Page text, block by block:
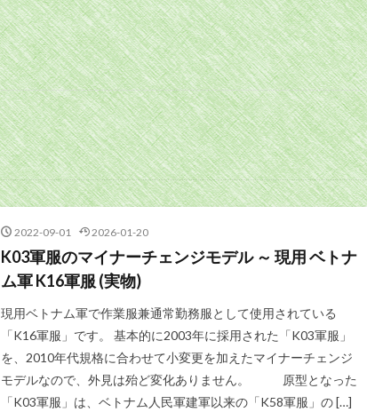
2022-09-01 2026-01-20
K03軍服のマイナーチェンジモデル ～ 現用 ベトナ
ム軍 K16軍服 (実物)
現用ベトナム軍で作業服兼通常勤務服として使用されている
「K16軍服」です。 基本的に2003年に採用された「K03軍服」
を、2010年代規格に合わせて小変更を加えたマイナーチェンジ
モデルなので、外見は殆ど変化ありません。 原型となった
「K03軍服」は、ベトナム人民軍建軍以来の「K58軍服」の […]